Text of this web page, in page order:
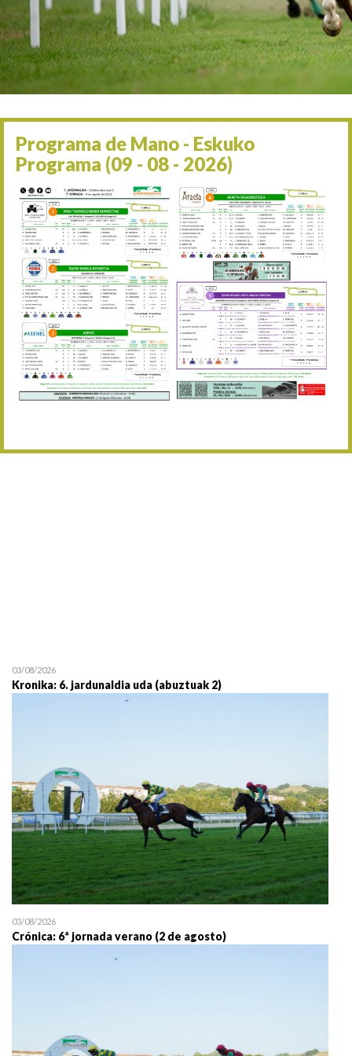
06/09 17:30 Irailaren 6a / 6 de
13/09 17:30 Irailaren 13a / 13 de
30/09 11:30 Irailaren 30a / 30 de
11/06 11:30
05/07 11:30 Uztailaren 5a / 5 de julio
12/07 11:30 Uztailaren 12a / 12 de
19/07 11:30 Uztailaren 19a / 19 de
25/07 11:30 Uztailaren 25a / 25 de
02/08 17:30 Abuztuaren 2a / 2 de
09/08 17:30 Abuztuaren 9a / 9 de
12/08 12:24 Abuztaren 12a / 12 de
15/08 17:05 Abuztuaren 15a / 15 de
30/08 17:30 Abuztuaren 30a / 30 de
19/07 11:30
Programa de Mano - Eskuko
Programa (09 - 08 - 2026)
03/08/2026
Kronika: 6. jardunaldia uda (abuztuak 2)
03/08/2026
Crónica: 6ª jornada verano (2 de agosto)